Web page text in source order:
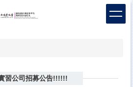
習公司招募公告!!!!!!